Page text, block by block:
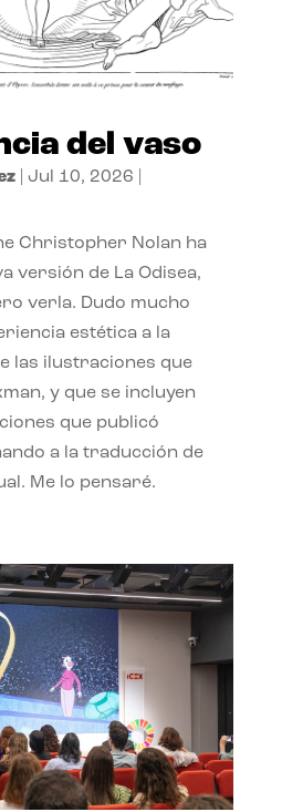
del vaso
| Jul 10, 2026
Christopher Nolan ha
versión de La Odisea,
verla. Dudo mucho
estética a la
las ilustraciones que
y que se incluyen
que publicó
a la traducción de
Me lo pensaré.